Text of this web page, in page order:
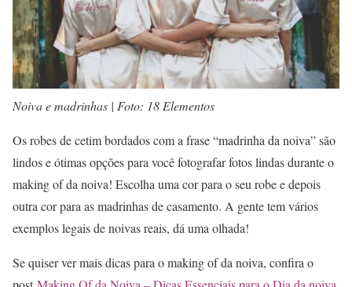
Noiva e madrinhas | Foto: 18 Elementos
Os robes de cetim bordados com a frase “madrinha da noiva” são
lindos e ótimas opções para você fotografar fotos lindas durante o
making of da noiva! Escolha uma cor para o seu robe e depois
outra cor para as madrinhas de casamento. A gente tem vários
exemplos legais de noivas reais, dá uma olhada!
Se quiser ver mais dicas para o making of da noiva, confira o